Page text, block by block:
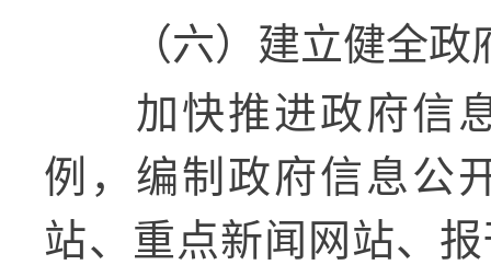
（六）建立健全
加快推进政府信
例，编制政府信息公
站、重点新闻网站、